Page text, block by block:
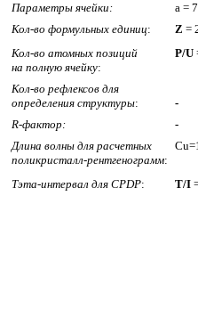
Параметры ячейки:
a =
Кол-во формульных единиц: Z =
Кол-во атомных позиций
на полную ячейку:
P/U
Кол-во рефлексов для
определения структуры: -
R-фактор: -
Длина волны для расчетных
поликристалл-рентгенограмм:
Тэта-интервал для CPDP: T/I